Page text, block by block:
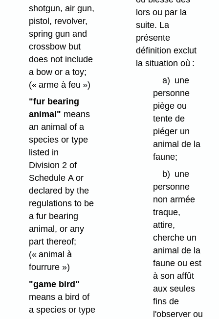
shotgun, air gun,
pistol, revolver,
spring gun and
crossbow but
does not include
a bow or a toy;
(« arme à feu »)
"fur bearing
animal" means
an animal of a
species or type
listed in
Division 2 of
Schedule A or
declared by the
regulations to be
a fur bearing
animal, or any
part thereof;
(« animal à
fourrure »)
"game bird"
means a bird of
a species or type
lors ou par la
suite. La
présente
définition exclut
la situation où :
a) une
personne
piège ou
tente de
piéger un
animal de la
faune;
b) une
personne
non armée
traque,
attire,
cherche un
animal de la
faune ou est
à son affût
aux seules
fins de
l'observer ou